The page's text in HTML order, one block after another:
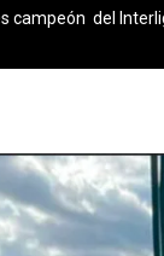
campeón del